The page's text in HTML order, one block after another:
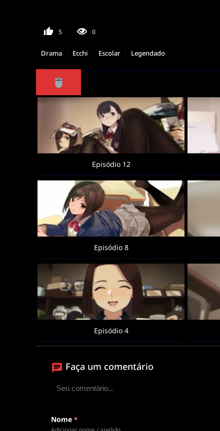
5 0
Drama Ecchi Escolar Legendado
Episódio 12
Episódio 8
Episódio 4
Faça um comentário
Nome *